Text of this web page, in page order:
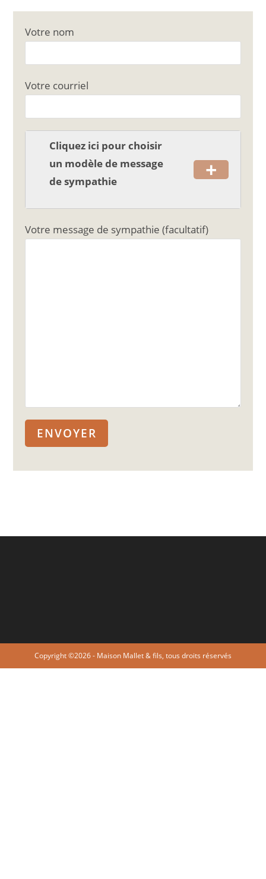
a
c
e
b
o
o
k
m
ai
l
ar
g
er
Votre nom
Votre courriel
Cliquez ici pour choisir
un modèle de message
de sympathie
+
Votre message de sympathie (facultatif)
Copyright ©2026 - Maison Mallet & fils, tous droits réservés